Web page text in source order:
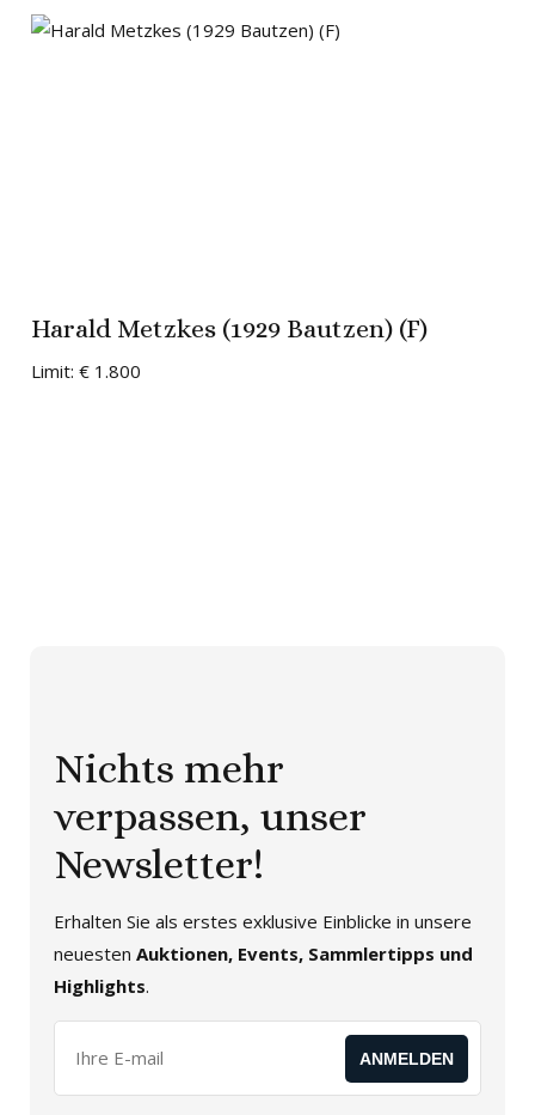
Harald Metzkes (1929 Bautzen) (F)
Limit: € 1.800
Nichts mehr
verpassen, unser
Newsletter!
Erhalten Sie als erstes exklusive Einblicke in unsere
neuesten Auktionen, Events, Sammlertipps und
Highlights.